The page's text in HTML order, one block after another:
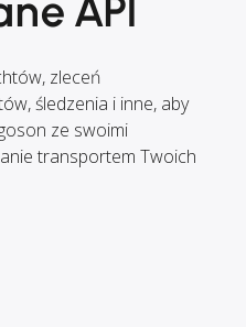
API
zleceń
śledzenia i inne, aby
ze swoimi
transportem Twoich